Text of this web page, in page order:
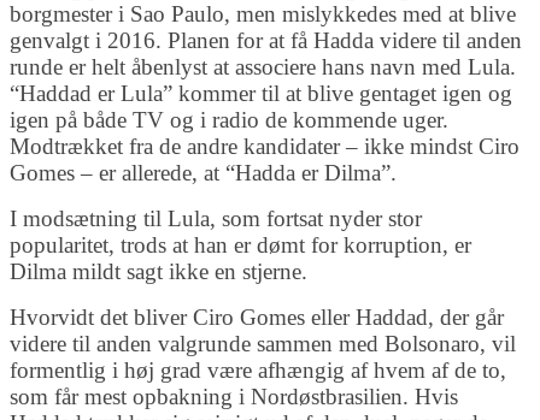
borgmester i Sao Paulo, men mislykkedes med at blive
genvalgt i 2016. Planen for at få Hadda videre til anden
runde er helt åbenlyst at associere hans navn med Lula.
“Haddad er Lula” kommer til at blive gentaget igen og
igen på både TV og i radio de kommende uger.
Modtrækket fra de andre kandidater – ikke mindst Ciro
Gomes – er allerede, at “Hadda er Dilma”.
I modsætning til Lula, som fortsat nyder stor
popularitet, trods at han er dømt for korruption, er
Dilma mildt sagt ikke en stjerne.
Hvorvidt det bliver Ciro Gomes eller Haddad, der går
videre til anden valgrunde sammen med Bolsonaro, vil
formentlig i høj grad være afhængig af hvem af de to,
som får mest opbakning i Nordøstbrasilien. Hvis